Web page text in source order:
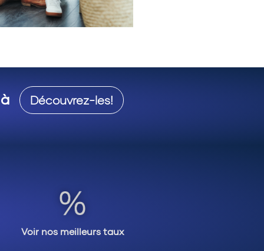
Découvrez-les!
Voir nos meilleurs taux